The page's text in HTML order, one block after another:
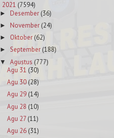
2021 (7594)
► Desember (36)
► November (24)
► Oktober (62)
► September (188)
▼ Agustus (777)
Agu 31 (30)
Agu 30(28)
Agu 29 (14)
Agu 28 (10)
Agu 27 (11)
Agu 26 (31)